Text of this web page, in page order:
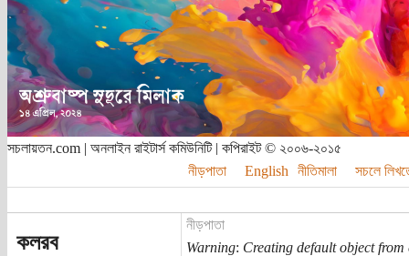
সচলায়তন.com | অনলাইন রাইটার্স কমিউনিটি | কপিরাইট © ২০০৬-২০১৫
নীড়পাতা
English নীতিমালা সচলে
কলরব
নীড়পাতা
Warning: Creating default object from